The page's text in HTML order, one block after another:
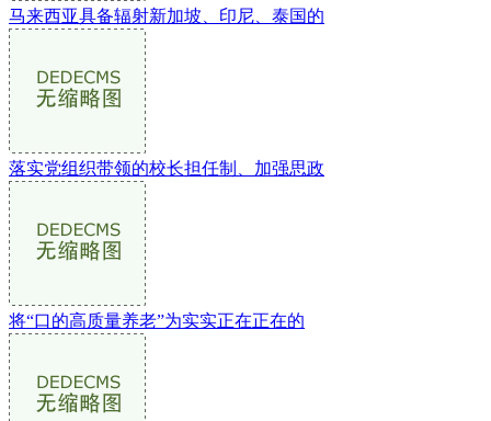
马来西亚具备辐射新加坡、印尼、泰国的
落实党组织带领的校长担任制、加强思政
将“口的高质量养老”为实实正在正在的